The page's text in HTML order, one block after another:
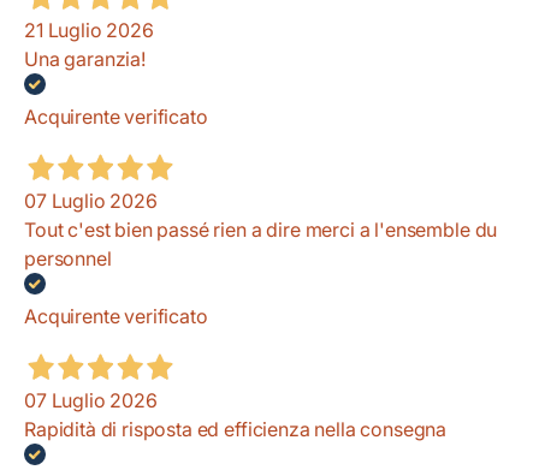
21 Luglio 2026
Una garanzia!
Acquirente verificato
07 Luglio 2026
Tout c'est bien passé rien a dire merci a l'ensemble du
personnel
Acquirente verificato
07 Luglio 2026
Rapidità di risposta ed efficienza nella consegna